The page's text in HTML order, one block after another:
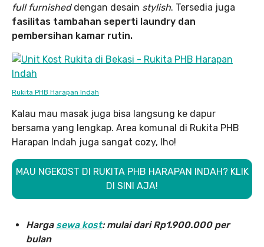
full furnisheddengan desain stylish. Tersedia juga
fasilitas tambahan seperti laundry dan
pembersihan kamar rutin.
Rukita PHB Harapan Indah
Kalau mau masak juga bisa langsung ke dapur
bersama yang lengkap. Area komunal di Rukita PHB
Harapan Indah juga sangat cozy, lho!
MAU NGEKOST DI RUKITA PHB HARAPAN INDAH? KLIK
DI SINI AJA!
Harga sewa kost: mulai dari Rp1.900.000 per
bulan